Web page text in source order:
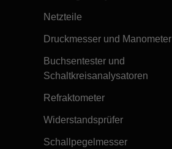
Netzteile
Druckmesser und Manometer
Buchsentester und
Schaltkreisanalysatoren
Refraktometer
Widerstandsprüfer
Schallpegelmesser